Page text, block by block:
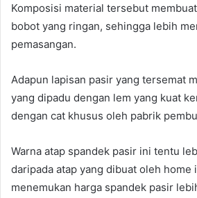
Komposisi material tersebut
bobot yang ringan, sehingga lebih
pemasangan.
Adapun lapisan pasir yang tersemat
yang dipadu dengan lem yang kuat
dengan cat khusus oleh pabrik
Warna atap spandek pasir ini tentu
daripada atap yang dibuat oleh home
menemukan harga spandek pasir